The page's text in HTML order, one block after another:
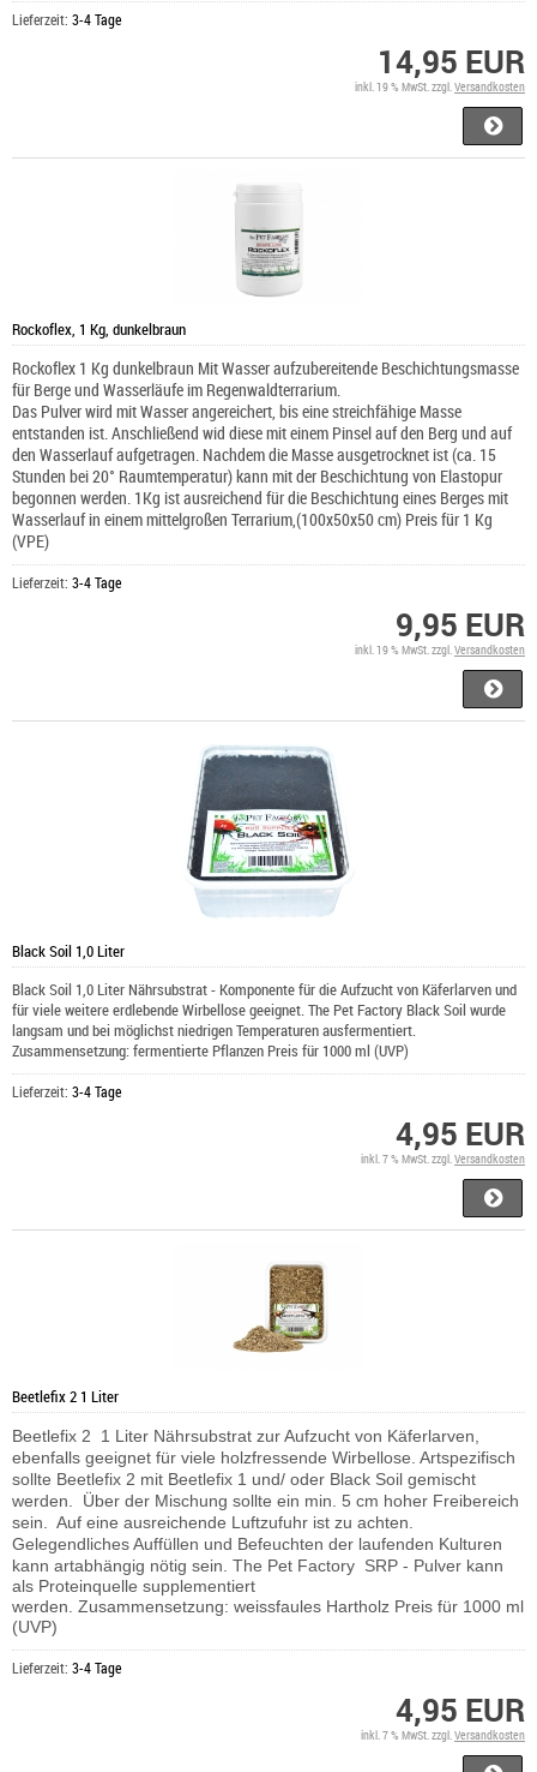
Lieferzeit: 3-4 Tage
14,95 EUR
inkl. 19 % MwSt. zzgl.Versandkosten
Rockoflex, 1 Kg, dunkelbraun
Rockoflex 1 Kg dunkelbraun Mit Wasser aufzubereitende Beschichtungsmasse
für Berge und Wasserläufe im Regenwaldterrarium.
Das Pulver wird mit Wasser angereichert, bis eine streichfähige Masse
entstanden ist. Anschließend wid diese mit einem Pinsel auf den Berg und auf
den Wasserlauf aufgetragen. Nachdem die Masse ausgetrocknet ist (ca. 15
Stunden bei 20° Raumtemperatur) kann mit der Beschichtung von Elastopur
begonnen werden. 1Kg ist ausreichend für die Beschichtung eines Berges mit
Wasserlauf in einem mittelgroßen Terrarium,(100x50x50 cm) Preis für 1 Kg
(VPE)
Lieferzeit: 3-4 Tage
9,95 EUR
inkl. 19 % MwSt. zzgl.Versandkosten
Black Soil 1,0 Liter
Black Soil 1,0 Liter Nährsubstrat - Komponente für die Aufzucht von Käferlarven und
für viele weitere erdlebende Wirbellose geeignet. The Pet Factory Black Soil wurde
langsam und bei möglichst niedrigen Temperaturen ausfermentiert.
Zusammensetzung: fermentierte Pflanzen Preis für 1000 ml (UVP)
Lieferzeit: 3-4 Tage
4,95 EUR
inkl. 7 % MwSt. zzgl.Versandkosten
Beetlefix 2 1 Liter
Beetlefix 2 1 Liter Nährsubstrat zur Aufzucht von Käferlarven,
ebenfalls geeignet für viele holzfressende Wirbellose. Artspezifisch
sollte Beetlefix 2 mit Beetlefix 1 und/ oder Black Soil gemischt
werden. Über der Mischung sollte ein min. 5 cm hoher Freibereich
sein. Auf eine ausreichende Luftzufuhr ist zu achten.
Gelegendliches Auffüllen und Befeuchten der laufenden Kulturen
kann artabhängig nötig sein. The Pet Factory SRP - Pulver kann
als Proteinquelle supplementiert
werden. Zusammensetzung: weissfaules Hartholz Preis für 1000 ml
(UVP)
Lieferzeit: 3-4 Tage
4,95 EUR
inkl. 7 % MwSt. zzgl.Versandkosten